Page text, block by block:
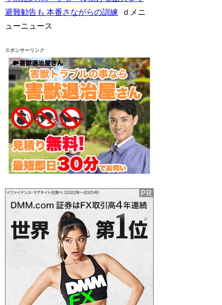
避難勧告も 本番さながらの訓練 ｄメニ
ューニュース
スポンサーリンク